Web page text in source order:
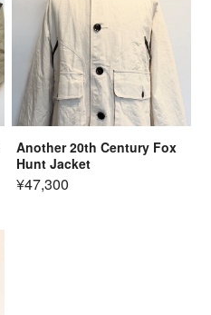
Another 20th Century Fox
Hunt Jacket
¥47,300